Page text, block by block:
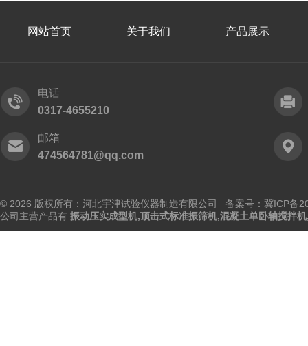
网站首页 关于我们 产品展示
电话
0317-4655210
邮箱
474564781@qq.com
© 2026 版权所有：河北宇津试验仪器制造有限公司 备案号：冀ICP备
公司主营产品有:振动压实成型机,顶击式标准振筛机,混凝土单卧轴搅拌机